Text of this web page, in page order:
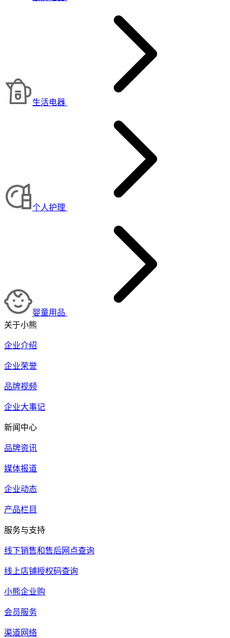
生活电器
个人护理
婴童用品
关于小熊
企业介绍
企业荣誉
品牌视频
企业大事记
新闻中心
品牌资讯
媒体报道
企业动态
产品栏目
服务与支持
线下销售和售后网点查询
线上店铺授权码查询
小熊企业购
会员服务
渠道网络